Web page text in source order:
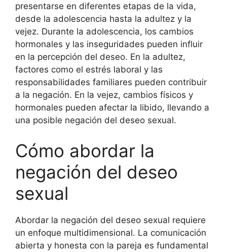
presentarse en diferentes etapas de la vida,
desde la adolescencia hasta la adultez y la
vejez. Durante la adolescencia, los cambios
hormonales y las inseguridades pueden influir
en la percepción del deseo. En la adultez,
factores como el estrés laboral y las
responsabilidades familiares pueden contribuir
a la negación. En la vejez, cambios físicos y
hormonales pueden afectar la libido, llevando a
una posible negación del deseo sexual.
Cómo abordar la
negación del deseo
sexual
Abordar la negación del deseo sexual requiere
un enfoque multidimensional. La comunicación
abierta y honesta con la pareja es fundamental